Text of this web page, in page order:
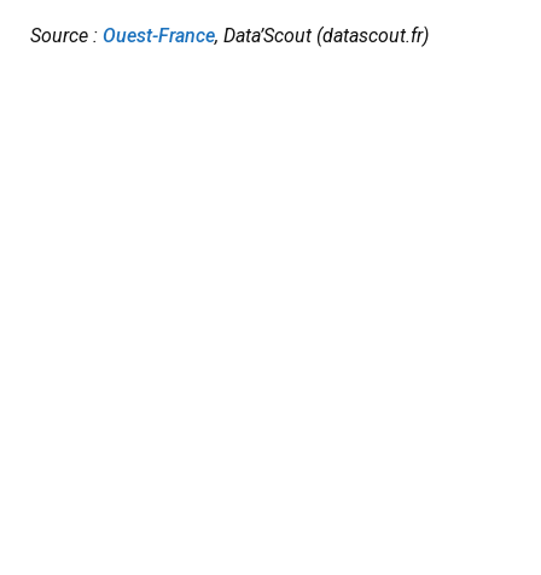
Source : Ouest-France, Data’Scout (datascout.fr)